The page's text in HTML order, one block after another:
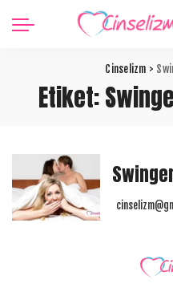
Cinselizm >
Etiket:
Posted